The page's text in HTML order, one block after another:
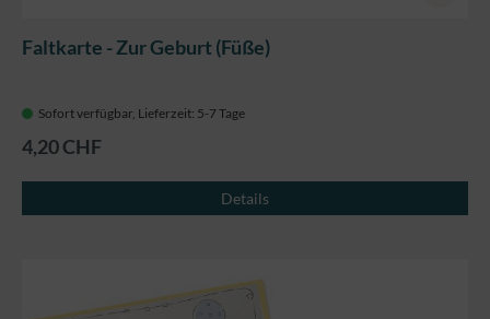
Faltkarte - Zur Geburt (Füße)
Sofort verfügbar, Lieferzeit: 5-7 Tage
4,20 CHF
Details